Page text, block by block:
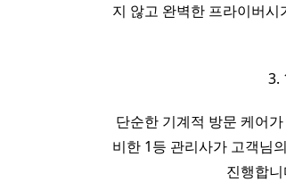
지 않고 완벽한 프라이버
3.
단순한 기계적 방문 케어
비한 1등 관리사가 고객님
진행합